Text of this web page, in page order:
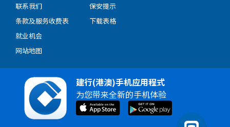
联系我们
条款及服务收费表
就业机会
网站地图
保安提示
下载表格
建行(港澳)手机应用程式
为您带来全新的手机体验